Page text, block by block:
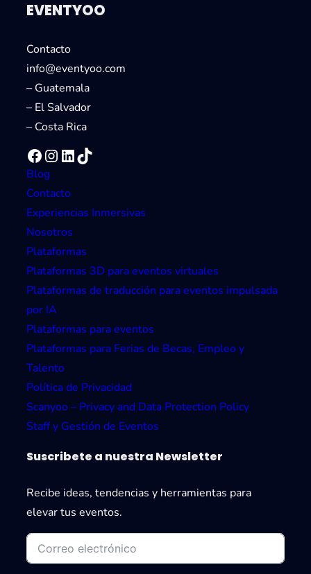
EVENTYOO
Contacto
info@eventyoo.com
– Guatemala
– El Salvador
– Costa Rica
Facebook Instagram LinkedIn TikTok
Blog
Contacto
Experiencias Inmersivas
Nosotros
Plataformas
Plataformas 3D para eventos virtuales
Plataformas de traducción para eventos impulsada
por IA
Plataformas para eventos
Plataformas para Ferias de Becas, Empleo y
Talento
Política de Privacidad
Scanyoo – Privacy and Data Protection Policy
Staff y Gestión de Eventos
Suscribete a nuestra Newsletter
Recibe ideas, tendencias y herramientas para
elevar tus eventos.